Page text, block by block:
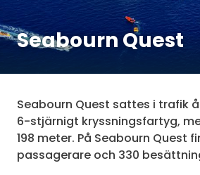
Seabourn Quest
Seabourn Quest sattes i trafik
6-stjärnigt kryssningsfartyg,
198 meter. På Seabourn Quest
passagerare och 330